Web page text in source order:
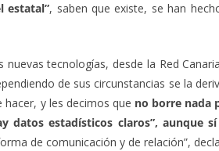
estatal”, saben que existe, se han
tecnologías, desde la Red
de sus circunstancias se la
y les decimos que no borre nada
datos estadísticos claros”, aunque
de comunicación y de relación”,